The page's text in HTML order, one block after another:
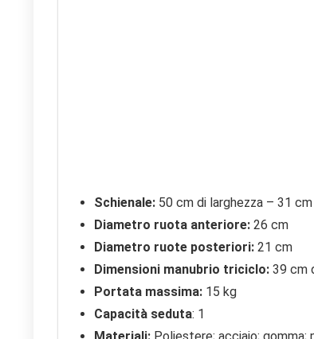
Schienale: 50 cm di larghezza – 31
Diametro ruota anteriore: 26 cm
Diametro ruote posteriori: 21 cm
Dimensioni manubrio triciclo: 39 cm
Portata massima: 15 kg
Capacità seduta: 1